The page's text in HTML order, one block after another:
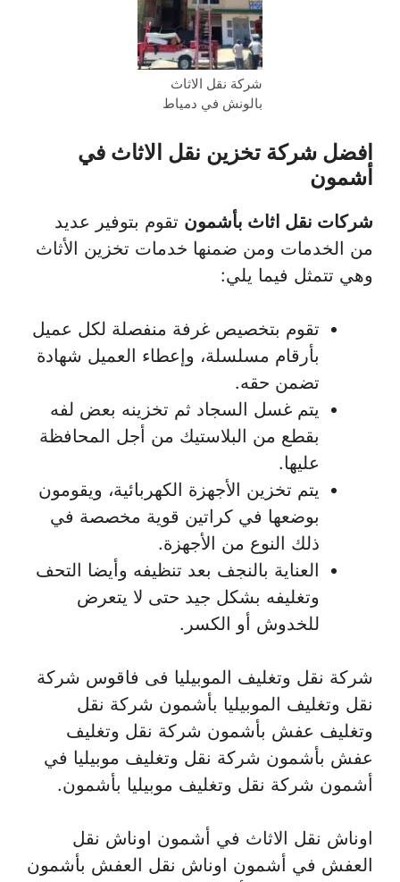
شركة نقل الاثاث
بالونش في دمياط
افضل شركة تخزين نقل الاثاث في
أشمون
شركات نقل اثاث بأشمون تقوم بتوفير عديد
من الخدمات ومن ضمنها خدمات تخزين الأثاث
وهي تتمثل فيما يلي:
تقوم بتخصيص غرفة منفصلة لكل عميل
بأرقام مسلسلة، وإعطاء العميل شهادة
تضمن حقه.
يتم غسل السجاد ثم تخزينه بعض لفه
بقطع من البلاستيك من أجل المحافظة
عليها.
يتم تخزين الأجهزة الكهربائية، ويقومون
بوضعها في كراتين قوية مخصصة في
ذلك النوع من الأجهزة.
العناية بالنجف بعد تنظيفه وأيضا التحف
وتغليفه بشكل جيد حتى لا يتعرض
للخدوش أو الكسر.
شركة نقل وتغليف الموبيليا فى فاقوس شركة
نقل وتغليف الموبيليا بأشمون شركة نقل
وتغليف عفش بأشمون شركة نقل وتغليف
عفش بأشمون شركة نقل وتغليف موبيليا في
أشمون شركة نقل وتغليف موبيليا بأشمون.
اوناش نقل الاثاث في أشمون اوناش نقل
العفش في أشمون اوناش نقل العفش بأشمون